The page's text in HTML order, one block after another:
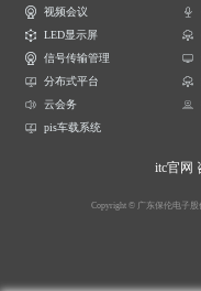
视频会议
LED显示屏
信号传输管理
分布式平台
云会务
pis车载系统
itc官网
Copyright © 广东保伦电子股